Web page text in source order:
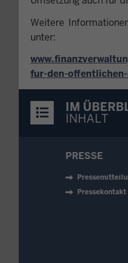
Weitere
unter:
fur-den-
IM
INHALT
PRESSE
Pressekontakt